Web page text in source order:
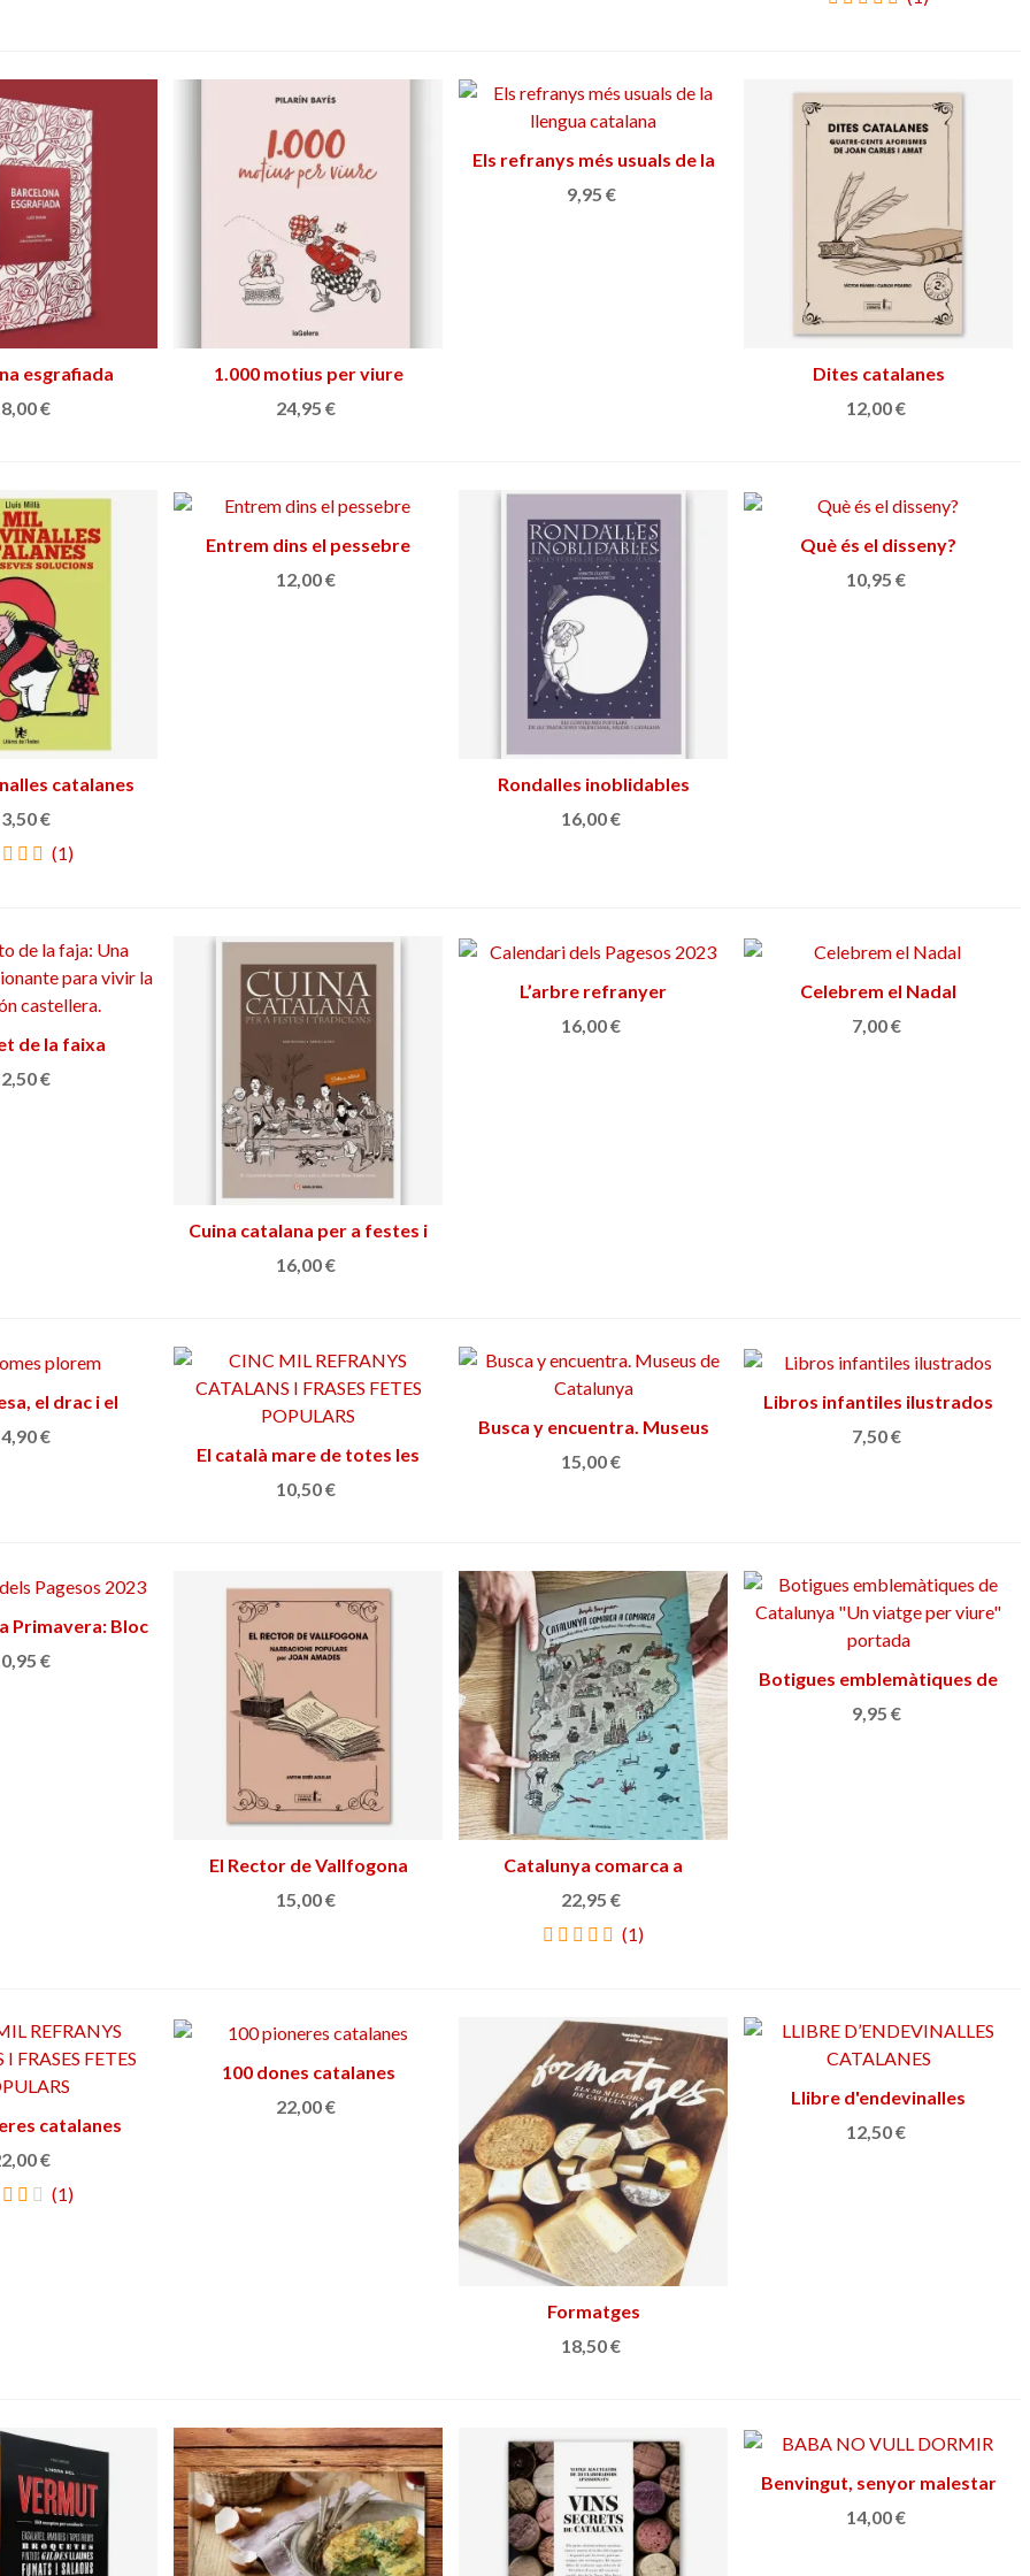
al carrito
esgrafiada
€
Añadir al carrito
1.000 motius per viure
24,95 €
Añadir al carrito
Els refranys més usuals de la
llengua catalana
9,95 €
Añadir al carrito
Dites catalanes
12,00 €
al carrito
catalanes
solucions
€
(1)
Añadir al carrito
Entrem dins el pessebre
12,00 €
Añadir al carrito
Rondalles inoblidables
16,00 €
Añadir al carrito
Què és el disseny?
10,95 €
al carrito
de la faixa
€
Añadir al carrito
Cuina catalana per a festes i
tradicions
16,00 €
Añadir al carrito
L’arbre refranyer
16,00 €
Añadir al carrito
Celebrem el Nadal
7,00 €
al carrito
el drac i el
desarmat
€
Añadir al carrito
El català mare de totes les
llengües
10,50 €
Ver más
Busca y encuentra. Museus
de Catalunya
15,00 €
Ver más
Libros infantiles ilustrados
7,50 €
al carrito
Primavera: Bloc
creatives
€
Añadir al carrito
El Rector de Vallfogona
15,00 €
Añadir al carrito
Catalunya comarca a
comarca
22,95 €
(1)
Ver más
Botigues emblemàtiques de
Catalunya
9,95 €
al carrito
catalanes
€
(1)
Añadir al carrito
100 dones catalanes
22,00 €
Añadir al carrito
Formatges
18,50 €
Añadir al carrito
Llibre d'endevinalles
catalanes
12,50 €
Añadir al carrito
Benvingut, senyor malestar
14,00 €